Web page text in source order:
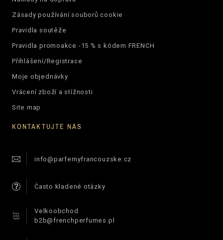
Zásady používání souborů cookie
Pravidla soutěže
Pravidla promoakce -15 % s kódem FRENCH
Přihlášení/Registrace
Moje objednávky
Vrácení zboží a stížnosti
Site map
KONTAKTUJTE NÁS
info@parfemyfrancouzske.cz
Často kladené otázky
Velkoobchod
b2b@frenchperfumes.pl